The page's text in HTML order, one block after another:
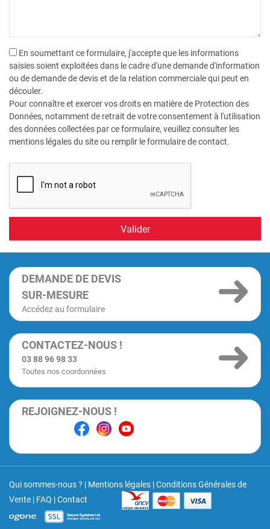
En soumettant ce formulaire, j'accepte que les informations
saisies soient exploitées dans le cadre d'une demande d'information
ou de demande de devis et de la relation commerciale qui peut en
découler.
Pour connaître et exercer vos droits en matière de Protection des
Données, notamment de retrait de votre consentement à l'utilisation
des données collectées par ce formulaire, veuillez consulter les
mentions légales du site ou remplir le formulaire de contact.
DEMANDE DE DEVIS
SUR-MESURE
Accédez au formulaire
CONTACTEZ-NOUS !
03 88 96 98 33
Toutes nos coordonnées
REJOIGNEZ-NOUS !
Qui sommes-nous ? | Mentions légales |Conditions Générales de
Vente | FAQ |Contact